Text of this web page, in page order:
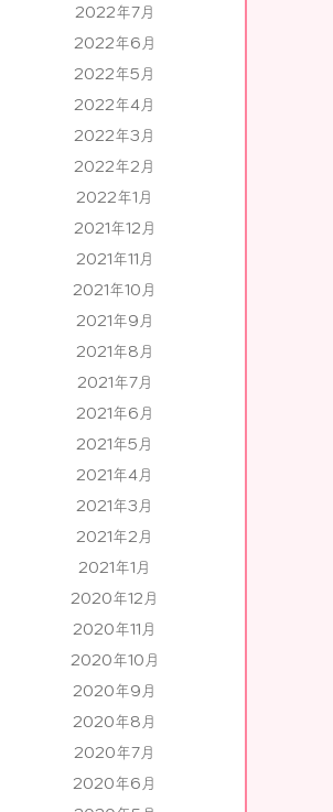
2022年7月
2022年6月
2022年5月
2022年4月
2022年3月
2022年2月
2022年1月
2021年12月
2021年11月
2021年10月
2021年9月
2021年8月
2021年7月
2021年6月
2021年5月
2021年4月
2021年3月
2021年2月
2021年1月
2020年12月
2020年11月
2020年10月
2020年9月
2020年8月
2020年7月
2020年6月